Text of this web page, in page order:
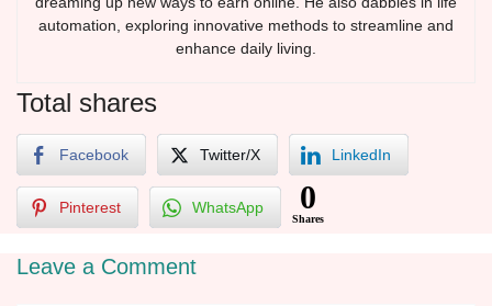
automation, exploring innovative methods to streamline and
enhance daily living.
Total shares
Facebook Twitter/X LinkedIn
Pinterest WhatsApp 0
Shares
Leave a Comment